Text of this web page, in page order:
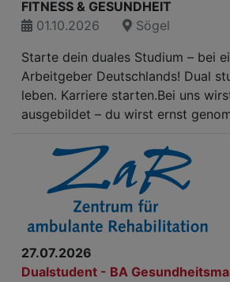
FITNESS & GESUNDHEIT
01.10.2026
Sögel
Starte dein duales Studium – bei
Arbeitgeber Deutschlands! Dual
leben. Karriere starten.Bei uns
ausgebildet – du wirst ernst
27.07.2026
Dualstudent - BA